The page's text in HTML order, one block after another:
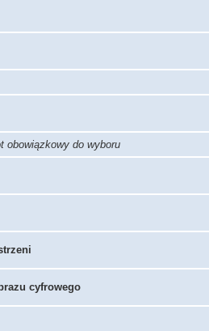
obowiązkowy do wyboru
cyfrowego